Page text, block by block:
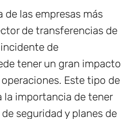
de las empresas más
de transferencias de
de
tener un gran impacto
Este tipo de
la importancia de tener
seguridad y planes de